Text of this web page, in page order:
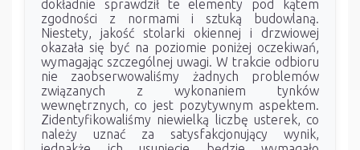
dokładnie sprawdził te elementy pod kątem
zgodności z normami i sztuką budowlaną.
Niestety, jakość stolarki okiennej i drzwiowej
okazała się być na poziomie poniżej oczekiwań,
wymagając szczególnej uwagi. W trakcie odbioru
nie zaobserwowaliśmy żadnych problemów
związanych z wykonaniem tynków
wewnętrznych, co jest pozytywnym aspektem.
Zidentyfikowaliśmy niewielką liczbę usterek, co
należy uznać za satysfakcjonujący wynik,